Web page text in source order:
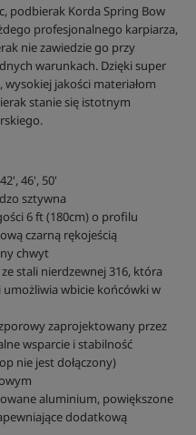
podbierak Korda Spring Bow
profesjonalnego karpiarza,
nie zawiedzie go przy
warunkach. Dzięki super
jakości materiałom
stanie się istotnym
46', 50'
sztywna
6 ft (180cm) o profilu
czarną rękojeścią
chwyt
stali nierdzewnej 316, która
wbicie końcówki w
zaprojektowany przez
wsparcie i stabilność
nie jest dołączony)
aluminium, powiększone
dodatkową